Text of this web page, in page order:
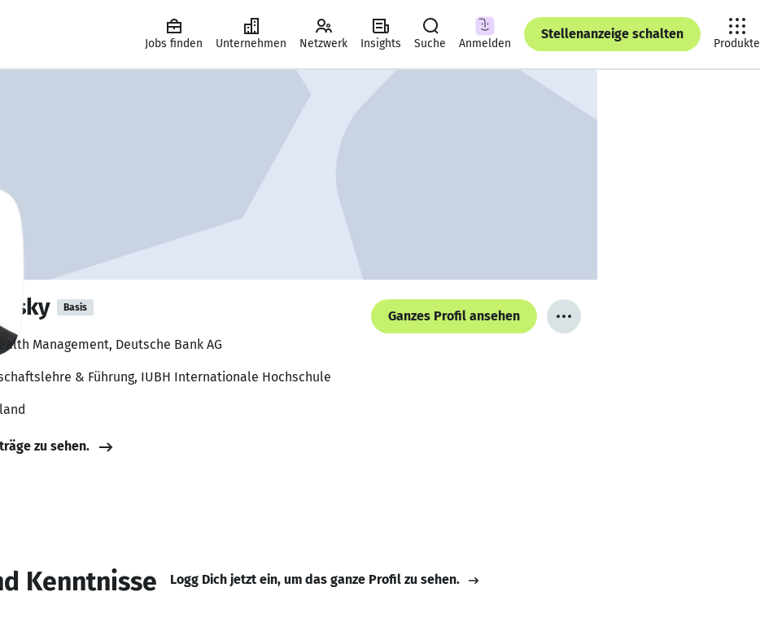
Jobs finden Unternehmen Netzwerk Insights Suche Anmelden
Stellenanzeige schalten
Produkte
Basis
Ganzes Profil ansehen
Management, Deutsche Bank AG
& Führung, IUBH Internationale Hochschule
zu sehen.
Kenntnisse Logg Dich jetzt ein, um das ganze Profil zu sehen.